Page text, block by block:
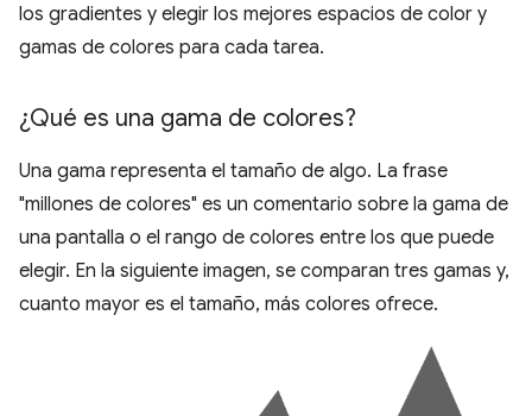
los gradientes y elegir los mejores espacios de color y
gamas de colores para cada tarea.
¿Qué es una gama de colores?
Una gama representa el tamaño de algo. La frase
"millones de colores" es un comentario sobre la gama de
una pantalla o el rango de colores entre los que puede
elegir. En la siguiente imagen, se comparan tres gamas y,
cuanto mayor es el tamaño, más colores ofrece.